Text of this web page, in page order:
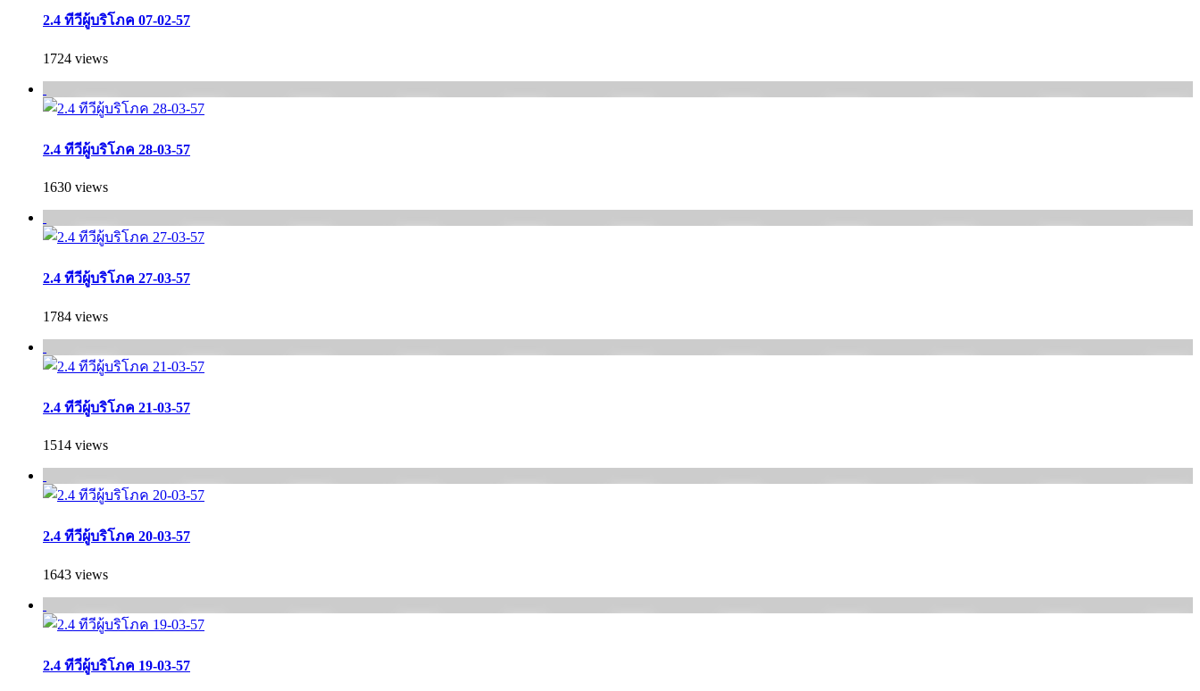
2.4 ทีวีผู้บริโภค 07-02-57
1724 views
2.4 ทีวีผู้บริโภค 28-03-57
1630 views
2.4 ทีวีผู้บริโภค 27-03-57
1784 views
2.4 ทีวีผู้บริโภค 21-03-57
1514 views
2.4 ทีวีผู้บริโภค 20-03-57
1643 views
2.4 ทีวีผู้บริโภค 19-03-57